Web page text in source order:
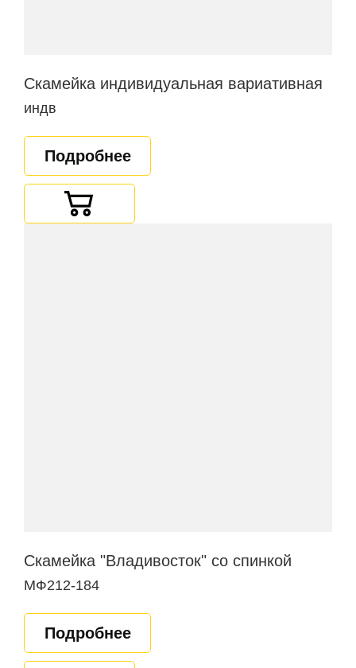
Скамейка индивидуальная вариативная
индв
Подробнее
Скамейка "Владивосток" со спинкой
МФ212-184
Подробнее